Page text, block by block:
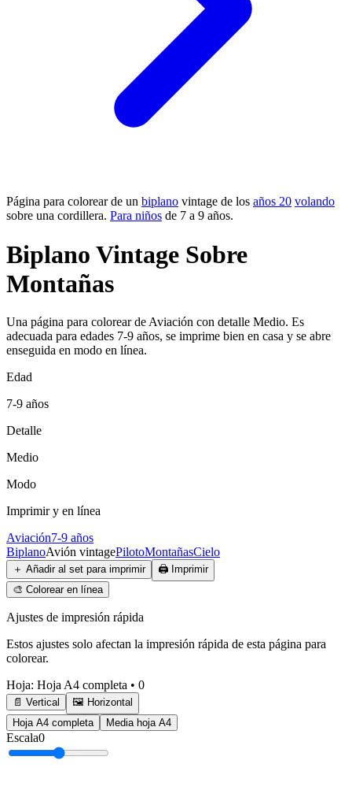
Página para colorear de un biplano vintage de los años 20 volando
sobre una cordillera. Para niños de 7 a 9 años.
Biplano Vintage Sobre
Montañas
Una página para colorear de Aviación con detalle Medio. Es
adecuada para edades 7-9 años, se imprime bien en casa y se abre
enseguida en modo en línea.
Edad
7-9 años
Detalle
Medio
Modo
Imprimir y en línea
Aviación7-9 años
BiplanoAvión vintagePilotoMontañasCielo
＋ Añadir al set para imprimir 🖨️ Imprimir
🎨 Colorear en línea
Ajustes de impresión rápida
Estos ajustes solo afectan la impresión rápida de esta página para
colorear.
Hoja: Hoja A4 completa • 0
📄 Vertical
🖼️ Horizontal
Hoja A4 completa
Media hoja A4
Escala0